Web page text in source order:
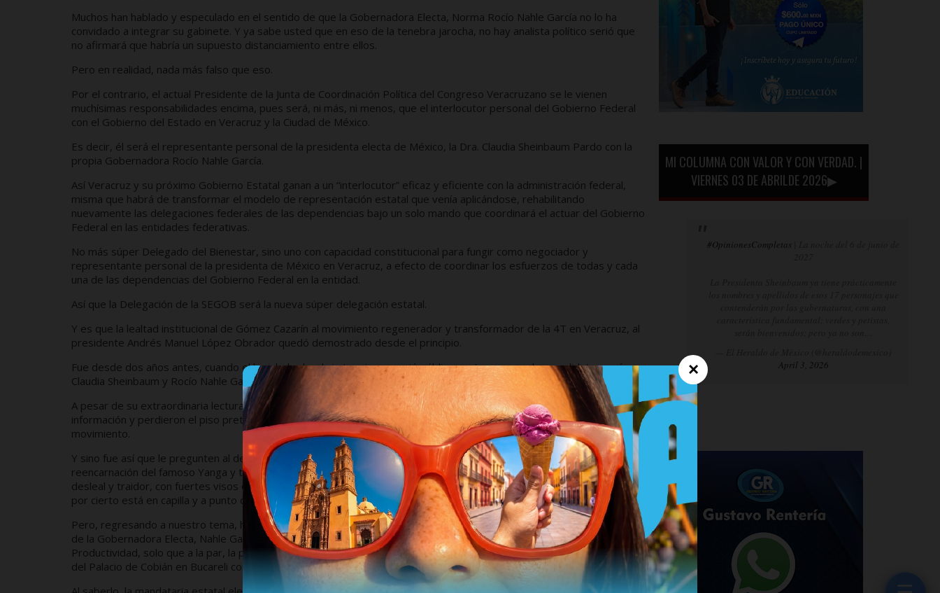
Muchos han hablado y especulado en el sentido de que la Gobernadora Electa, Norma Rocío Nahle García no lo ha
convidado a integrar su gabinete. Y ya sabe usted que en eso de la tenebra jarocha, no hay analista político serió que
no afirmará que habría un supuesto distanciamiento entre ellos.
Pero en realidad, nada más falso que eso.
Por el contrario, el actual Presidente de la Junta de Coordinación Política del Congreso Veracruzano se le vienen
muchísimas responsabilidades encima, pues será, ni más, ni menos, que el interlocutor personal del Gobierno Federal
con el Gobierno del Estado en Veracruz y la Ciudad de México.
Es decir, él será el representante personal de la presidenta electa de México, la Dra. Claudia Sheinbaum Pardo con la
propia Gobernadora Rocío Nahle García.
Así Veracruz y su próximo Gobierno Estatal ganan a un “interlocutor” eficaz y eficiente con la administración federal,
misma que habrá de transformar el modelo de representación estatal que venía aplicándose, rehabilitando
nuevamente las delegaciones federales de las dependencias bajo un solo mando que coordinará el actuar del Gobierno
Federal en las entidades federativas.
No más súper Delegado del Bienestar, sino uno con capacidad constitucional para fungir como negociador y
representante personal de la presidenta de México en Veracruz, a efecto de coordinar los esfuerzos de todas y cada
una de las dependencias del Gobierno Federal en la entidad.
Así que la Delegación de la SEGOB será la nueva súper delegación estatal.
Y es que la lealtad institucional de Gómez Cazarín al movimiento regenerador y transformador de la 4T en Veracruz, al
presidente Andrés Manuel López Obrador quedó demostrado desde el principio.
Fue desde dos años antes, cuando el legislador local sin tapujos anunció públicamente que sus dos candidatas serían
Claudia Sheinbaum y Rocío Nahle García, una a la presidencia y otra a la gubernatura.
A pesar de su extraordinaria lectura política, hubo compañeros que no más no procesaron correctamente la
información y perdieron el piso pretendiendo jugarles incluso la guerra a sus propios compañeros de partido y de
movimiento.
Y sino fue así que le pregunten al desterrado pseudo hijo de la afroveracruzaneidad, quien pretendió erigirse en la
reencarnación del famoso Yanga y terminó siendo remedo de Zamorita. Hoy borrado de la historia por protagónico,
desleal y traidor, con fuertes visos de terminar en una cárcel federal o estatal por jugarle al vivo con la oposición, que
por cierto está en capilla y a punto de pasar al cadalso.
Pero, regresando a nuestro tema, ha sido tan valioso y efectivo su aporte al triunfo de ambas, que recibió la invitación
de la Gobernadora Electa, Nahle García para que se hiciera cargo de la Secretaría del Trabajo, Previsión Social y
Productividad, solo que a la par, la presidenta Electa de México, Claudia Sheinbaum lo propuso para ser el interlocutor
del Palacio de Cobián en Bucareli con el gobierno estatal.
×
MI COLUMNA CON VALOR Y CON VERDAD. |
VIERNES 03 DE ABRILDE 2026▶
#OpinionesCompletas
April 3, 2026